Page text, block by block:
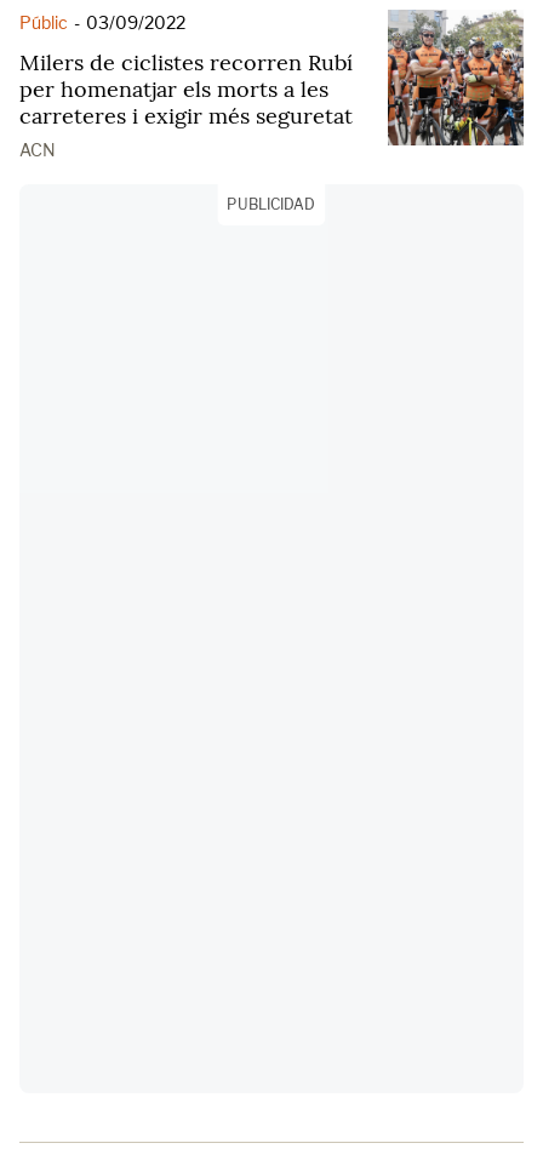
Públic - 03/09/2022
Milers de ciclistes recorren Rubí
per homenatjar els morts a les
carreteres i exigir més seguretat
ACN
PUBLICIDAD